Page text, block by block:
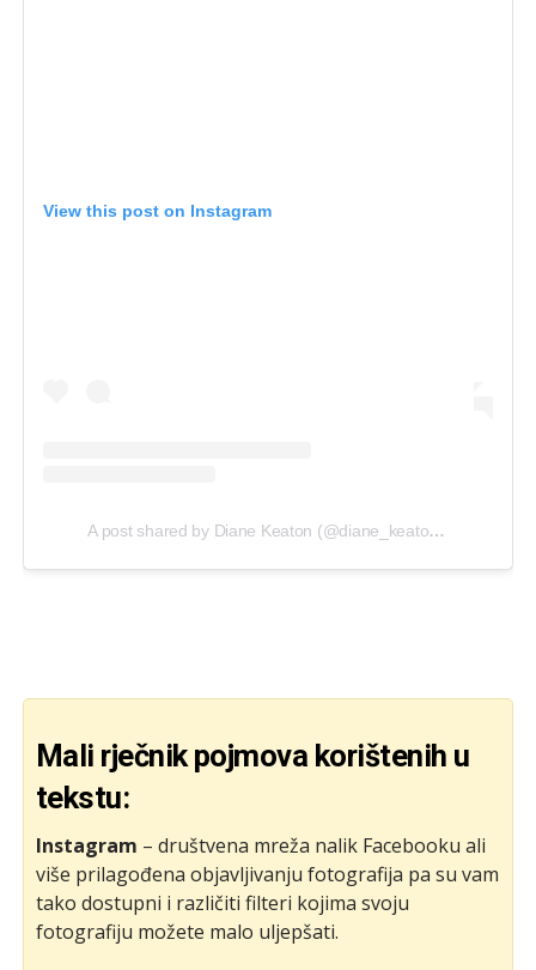
View this post on Instagram
A post shared by Diane Keaton (@diane_keaton)
Mali rječnik pojmova korištenih u
tekstu:
Instagram – društvena mreža nalik Facebooku ali
više prilagođena objavljivanju fotografija pa su vam
tako dostupni i različiti filteri kojima svoju
fotografiju možete malo uljepšati.